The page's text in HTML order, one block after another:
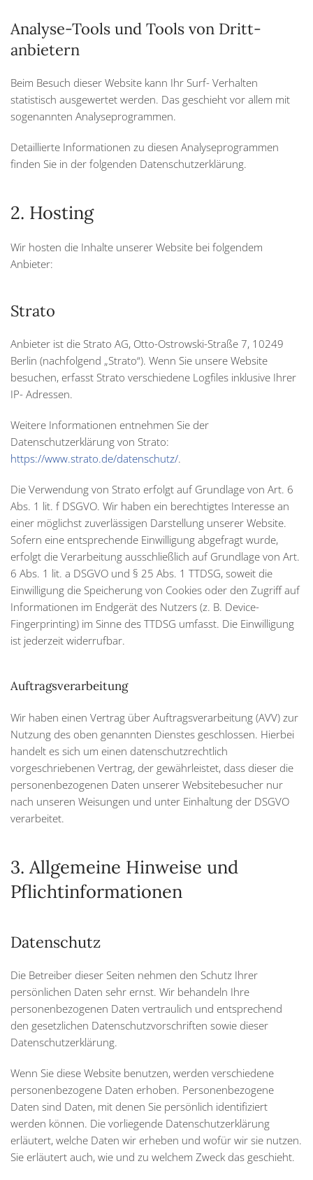
Analyse-Tools und Tools von Dritt­
anbietern
Beim Besuch dieser Website kann Ihr Surf- Verhalten
statistisch ausgewertet werden. Das geschieht vor allem mit
sogenannten Analyseprogrammen.
Detaillierte Informationen zu diesen Analyseprogrammen
finden Sie in der folgenden Datenschutzerklärung.
2. Hosting
Wir hosten die Inhalte unserer Website bei folgendem
Anbieter:
Strato
Anbieter ist die Strato AG, Otto-Ostrowski-Straße 7, 10249
Berlin (nachfolgend „Strato“). Wenn Sie unsere Website
besuchen, erfasst Strato verschiedene Logfiles inklusive Ihrer
IP- Adressen.
Weitere Informationen entnehmen Sie der
Datenschutzerklärung von Strato:
https://www.strato.de/datenschutz/.
Die Verwendung von Strato erfolgt auf Grundlage von Art. 6
Abs. 1 lit. f DSGVO. Wir haben ein berechtigtes Interesse an
einer möglichst zuverlässigen Darstellung unserer Website.
Sofern eine entsprechende Einwilligung abgefragt wurde,
erfolgt die Verarbeitung ausschließlich auf Grundlage von Art.
6 Abs. 1 lit. a DSGVO und § 25 Abs. 1 TTDSG, soweit die
Einwilligung die Speicherung von Cookies oder den Zugriff auf
Informationen im Endgerät des Nutzers (z. B. Device-
Fingerprinting) im Sinne des TTDSG umfasst. Die Einwilligung
ist jederzeit widerrufbar.
Auftragsverarbeitung
Wir haben einen Vertrag über Auftragsverarbeitung (AVV) zur
Nutzung des oben genannten Dienstes geschlossen. Hierbei
handelt es sich um einen datenschutzrechtlich
vorgeschriebenen Vertrag, der gewährleistet, dass dieser die
personenbezogenen Daten unserer Websitebesucher nur
nach unseren Weisungen und unter Einhaltung der DSGVO
verarbeitet.
3. Allgemeine Hinweise und
Pflicht­informationen
Datenschutz
Die Betreiber dieser Seiten nehmen den Schutz Ihrer
persönlichen Daten sehr ernst. Wir behandeln Ihre
personenbezogenen Daten vertraulich und entsprechend
den gesetzlichen Datenschutzvorschriften sowie dieser
Datenschutzerklärung.
Wenn Sie diese Website benutzen, werden verschiedene
personenbezogene Daten erhoben. Personenbezogene
Daten sind Daten, mit denen Sie persönlich identifiziert
werden können. Die vorliegende Datenschutzerklärung
erläutert, welche Daten wir erheben und wofür wir sie nutzen.
Sie erläutert auch, wie und zu welchem Zweck das geschieht.